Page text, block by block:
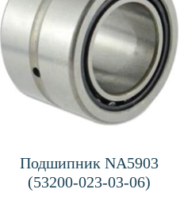
Подшипник NA5903
(53200-023-03-06)